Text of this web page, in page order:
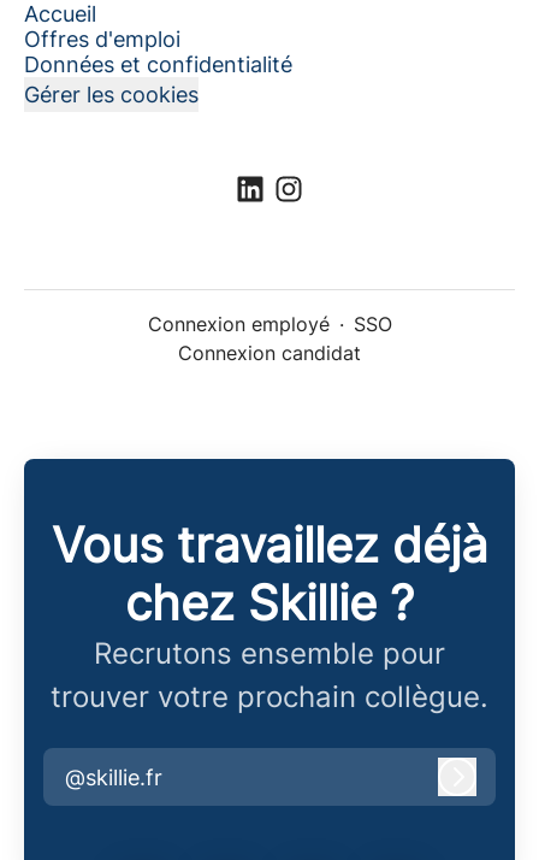
Accueil
Offres d'emploi
Données et confidentialité
Gérer les cookies
Connexion employé · SSO
Connexion candidat
Vous travaillez déjà
chez Skillie ?
Recrutons ensemble pour
trouver votre prochain collègue.
@skillie.fr